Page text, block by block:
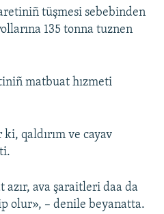
tüşmesi sebebinden
135 tonna tuznen
matbuat hızmeti
qaldırım ve cayav
ava şaraitleri daa da
olur», – denile beyanatta.